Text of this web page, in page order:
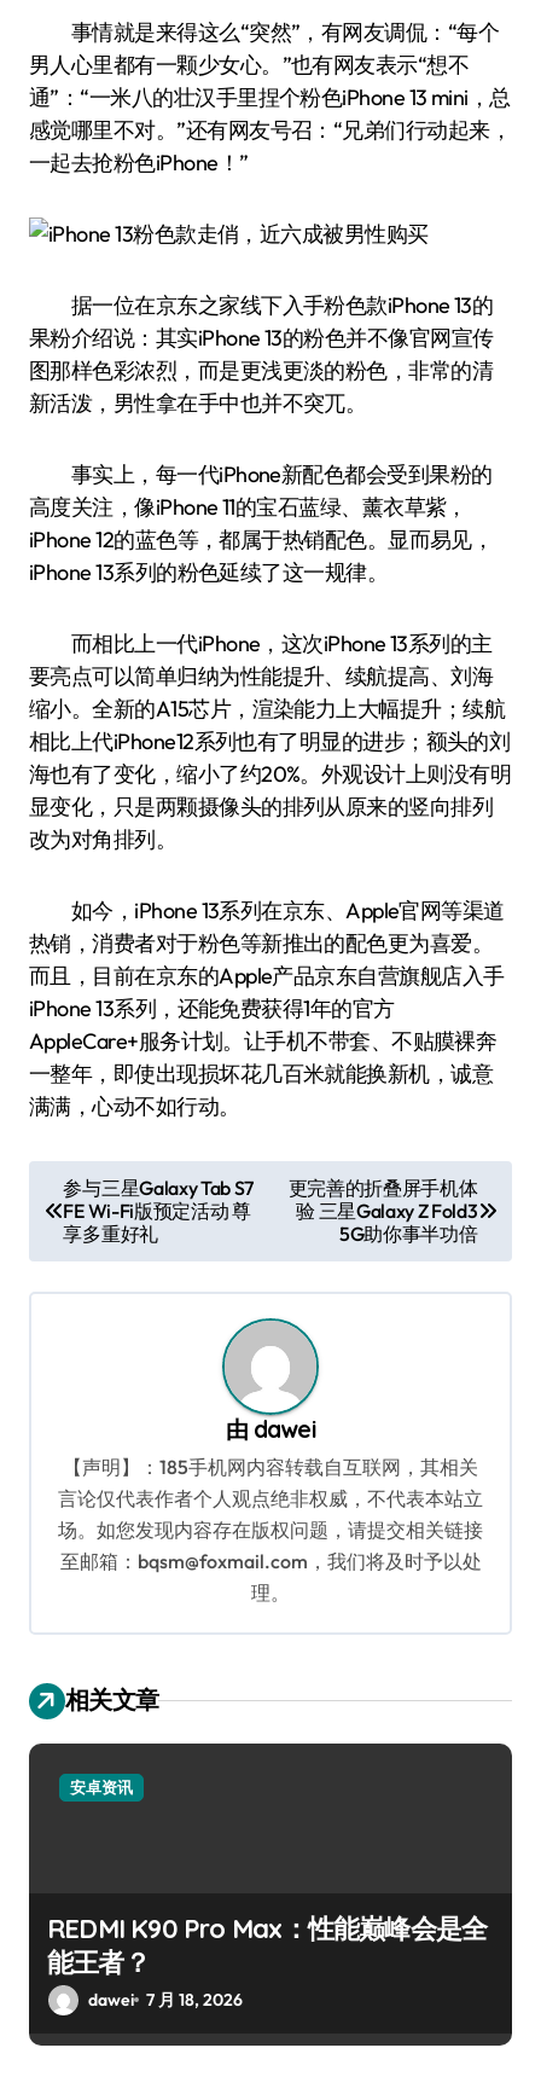
事情就是来得这么“突然”，有网友调侃：“每个
男人心里都有一颗少女心。”也有网友表示“想不
通”：“一米八的壮汉手里捏个粉色iPhone 13 mini，总
感觉哪里不对。”还有网友号召：“兄弟们行动起来，
一起去抢粉色iPhone！”
据一位在京东之家线下入手粉色款iPhone 13的
果粉介绍说：其实iPhone 13的粉色并不像官网宣传
图那样色彩浓烈，而是更浅更淡的粉色，非常的清
新活泼，男性拿在手中也并不突兀。
事实上，每一代iPhone新配色都会受到果粉的
高度关注，像iPhone 11的宝石蓝绿、薰衣草紫，
iPhone 12的蓝色等，都属于热销配色。显而易见，
iPhone 13系列的粉色延续了这一规律。
而相比上一代iPhone，这次iPhone 13系列的主
要亮点可以简单归纳为性能提升、续航提高、刘海
缩小。全新的A15芯片，渲染能力上大幅提升；续航
相比上代iPhone12系列也有了明显的进步；额头的刘
海也有了变化，缩小了约20%。外观设计上则没有明
显变化，只是两颗摄像头的排列从原来的竖向排列
改为对角排列。
如今，iPhone 13系列在京东、Apple官网等渠道
热销，消费者对于粉色等新推出的配色更为喜爱。
而且，目前在京东的Apple产品京东自营旗舰店入手
iPhone 13系列，还能免费获得1年的官方
AppleCare+服务计划。让手机不带套、不贴膜裸奔
一整年，即使出现损坏花几百米就能换新机，诚意
满满，心动不如行动。
章
导
航
参与三星Galaxy Tab S7
FE Wi-Fi版预定活动 尊
享多重好礼
更完善的折叠屏手机体
验 三星Galaxy Z Fold3
5G助你事半功倍
由 dawei
【声明】：185手机网内容转载自互联网，其相关
言论仅代表作者个人观点绝非权威，不代表本站立
场。如您发现内容存在版权问题，请提交相关链接
至邮箱：bqsm@foxmail.com，我们将及时予以处
理。
相关文章
安卓资讯
REDMI K90 Pro Max：性能巅峰会是全
能王者？
dawei 7 月 18, 2026